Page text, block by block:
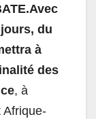
du
à
des
, à
Afrique-